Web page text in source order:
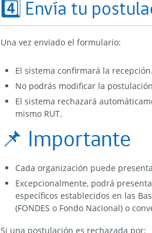
4️⃣ Envía tu
Una vez enviado el formulario:
El sistema confirmará la
No podrás modificar la
El sistema rechazará
mismo RUT.
📌 Importante
Cada organización puede
Excepcionalmente, podrá
específicos establecidos en las
(FONDES o Fondo Nacional) o
Si una postulación es rechazada por: